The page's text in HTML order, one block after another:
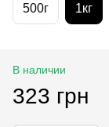
500г 1кг
В наличии
323 грн